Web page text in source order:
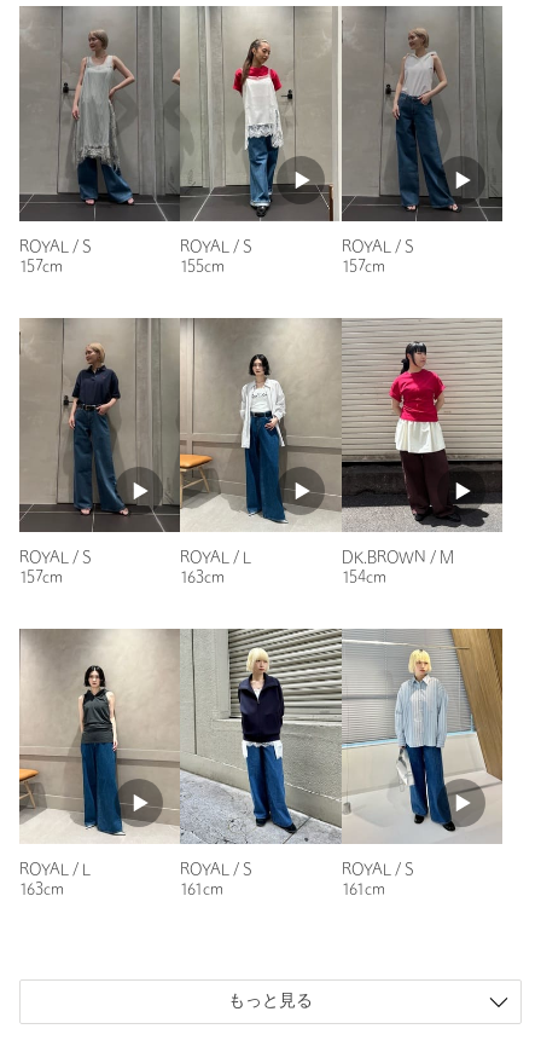
商品詳細
注文キャンセル 対象商品
対象商品 返品等について
対象外商品 裾上げについて
タイプ WOMEN
カテゴリー パンツ | デニムパンツ
素材 コットン100％ 革パッチ；牛革
洗濯表示 洗濯機洗い可 洗濯表示について
商品番号 8414-6-000000
20代前半
身長：
160cm
普段の着用サイズ：
参考になった
※レビューは、個人の主観による感想・体感によるもので、商品の効果や性
もっと見る
ROYAL / S
157cm
ROYAL / S
155cm
ROYAL / S
157cm
ROYAL / S
157cm
ROYAL / L
163cm
DK.BROWN / M
154cm
ROYAL / L
163cm
ROYAL / S
161cm
ROYAL / S
161cm
もっと見る